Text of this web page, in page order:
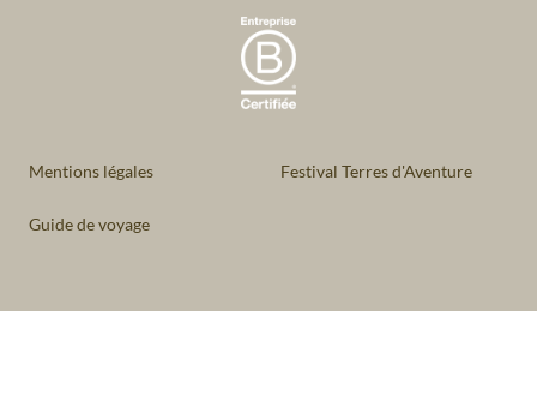
Mentions légales Festival Terres d'Aventure
Guide de voyage